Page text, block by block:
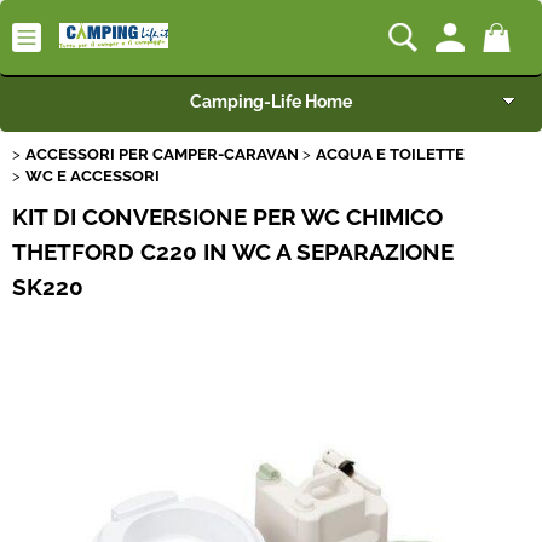
Camping-Life Home
Articoli per Camper e Caravan
Articoli per Furgonati e Van
Rimorchi
Nautica
ACCESSORI PER CAMPER-CARAVAN
ACQUA E TOILETTE
WC E ACCESSORI
KIT DI CONVERSIONE PER WC CHIMICO
THETFORD C220 IN WC A SEPARAZIONE
SK220